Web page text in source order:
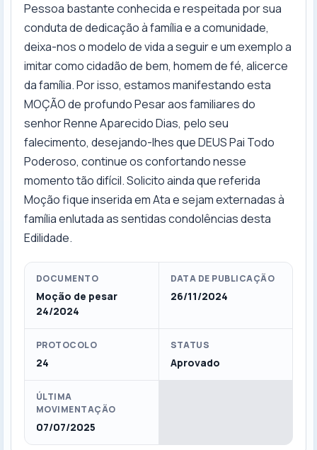
Pessoa bastante conhecida e respeitada por sua
conduta de dedicação à família e a comunidade,
deixa-nos o modelo de vida a seguir e um exemplo a
imitar como cidadão de bem, homem de fé, alicerce
da família. Por isso, estamos manifestando esta
MOÇÃO de profundo Pesar aos familiares do
senhor Renne Aparecido Dias, pelo seu
falecimento, desejando-lhes que DEUS Pai Todo
Poderoso, continue os confortando nesse
momento tão difícil. Solicito ainda que referida
Moção fique inserida em Ata e sejam externadas à
família enlutada as sentidas condolências desta
Edilidade.
DOCUMENTO
Moção de pesar
24/2024
DATA DE PUBLICAÇÃO
26/11/2024
PROTOCOLO
24
STATUS
Aprovado
ÚLTIMA
MOVIMENTAÇÃO
07/07/2025